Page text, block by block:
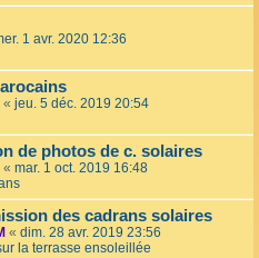
1 avr. 2020 12:36
« jeu. 5 déc. 2019 20:54
de photos de c. solaires
« mar. 1 oct. 2019 16:48
des cadrans solaires
« dim. 28 avr. 2019 23:56
la terrasse ensoleillée